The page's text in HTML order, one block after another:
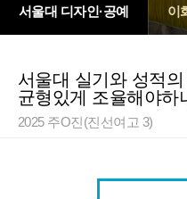
서울대 디자인·공예 이
서울대 실기와 성적
균형있게 조율해야하
2025 주O진(진선여고 3)